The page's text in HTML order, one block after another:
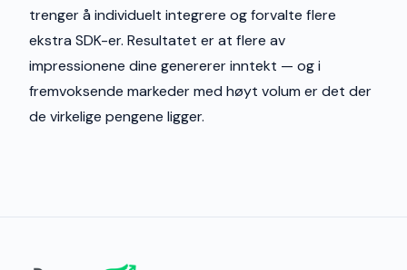
trenger å individuelt integrere og forvalte flere
ekstra SDK-er. Resultatet er at flere av
impressionene dine genererer inntekt — og i
fremvoksende markeder med høyt volum er det der
de virkelige pengene ligger.